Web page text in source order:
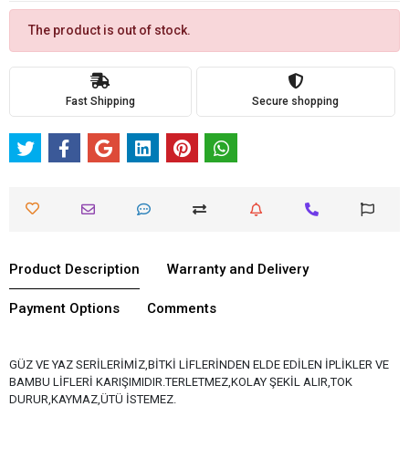
The product is out of stock.
Fast Shipping Secure shopping
Product Description Warranty and Delivery
Payment Options Comments
GÜZ VE YAZ SERİLERİMİZ,BİTKİ LİFLERİNDEN ELDE EDİLEN İPLİKLER VE
BAMBU LİFLERİ KARIŞIMIDIR.TERLETMEZ,KOLAY ŞEKİL ALIR,TOK
DURUR,KAYMAZ,ÜTÜ İSTEMEZ.